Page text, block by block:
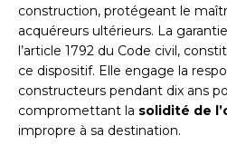
construction, protégeant le
acquéreurs ultérieurs. La
l’article 1792 du Code civil,
ce dispositif. Elle engage la
constructeurs pendant dix ans
compromettant la solidité de
impropre à sa destination.